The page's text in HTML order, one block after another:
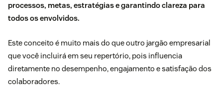
processos, metas, estratégias e garantindo clareza para
todos os envolvidos.
Este conceito é muito mais do que outro jargão empresarial
que você incluirá em seu repertório, pois influencia
diretamente no desempenho, engajamento esatisfação dos
colaboradores.